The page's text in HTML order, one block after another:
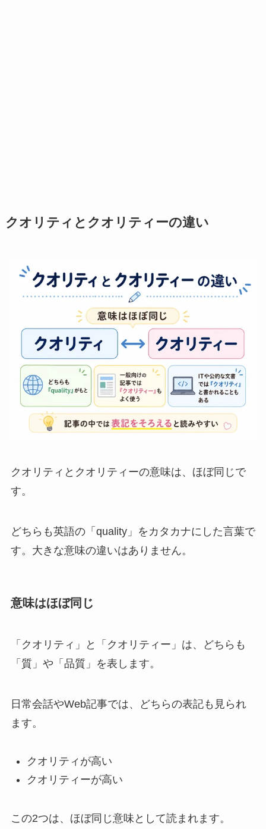
クオリティとクオリティーの違い
クオリティとクオリティーの意味は、ほぼ同じで
す。
どちらも英語の「quality」をカタカナにした言葉で
す。大きな意味の違いはありません。
意味はほぼ同じ
「クオリティ」と「クオリティー」は、どちらも
「質」や「品質」を表します。
日常会話やWeb記事では、どちらの表記も見られ
ます。
クオリティが高い
クオリティーが高い
この2つは、ほぼ同じ意味として読まれます。